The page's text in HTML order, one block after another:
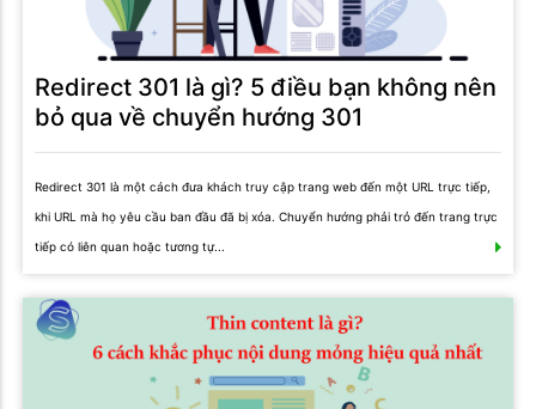
Redirect 301 là gì? 5 điều bạn không nên
bỏ qua về chuyển hướng 301
Redirect 301 là một cách đưa khách truy cập trang web đến một URL trực tiếp,
khi URL mà họ yêu cầu ban đầu đã bị xóa. Chuyển hướng phải trỏ đến trang trực
tiếp có liên quan hoặc tương tự...